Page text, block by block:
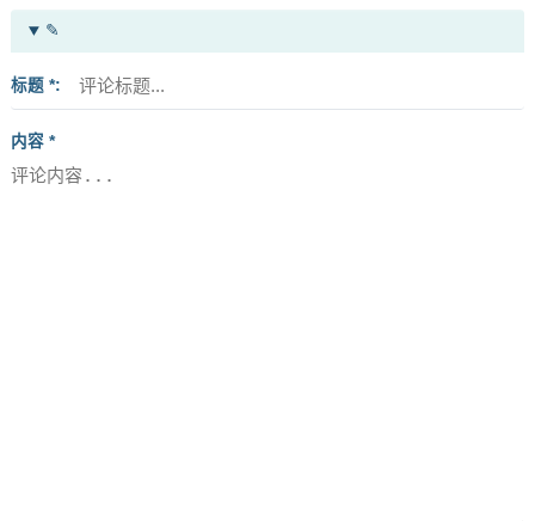
✎
标题 *
内容 *